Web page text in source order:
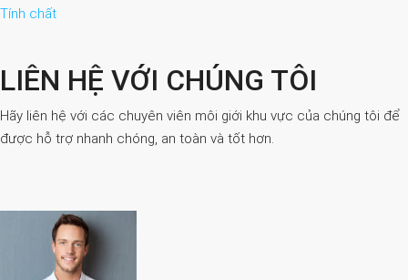
Tính chất
LIÊN HỆ VỚI CHÚNG TÔI
Hãy liên hệ với các chuyên viên môi giới khu vực của chúng tôi để
được hỗ trợ nhanh chóng, an toàn và tốt hơn.